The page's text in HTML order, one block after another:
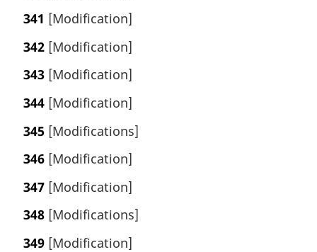
341 [Modification]
342 [Modification]
343 [Modification]
344 [Modification]
345 [Modifications]
346 [Modification]
347 [Modification]
348 [Modifications]
349 [Modification]